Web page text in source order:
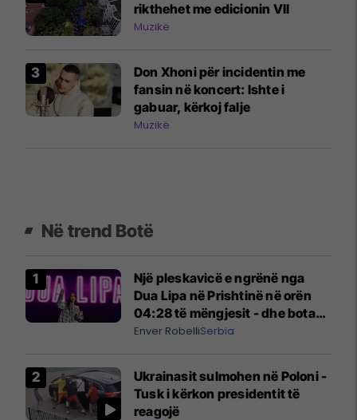
rikthehet me edicionin VII
Muzikë
Don Xhoni për incidentin me
fansin në koncert: Ishte i
gabuar, kërkoj falje
Muzikë
Në trend Botë
Një pleskavicë e ngrënë nga
Dua Lipa në Prishtinë në orën
04:28 të mëngjesit - dhe bota
digjitale serbe shpall gjendjen e
Enver RobelliSerbia
Ukrainasit sulmohen në Poloni -
Tusk i kërkon presidentit të
reagojë